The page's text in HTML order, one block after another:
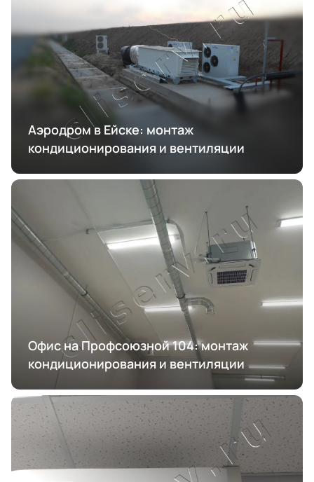
Аэродром в Ейске: монтаж
кондиционирования и вентиляции
Офис на Профсоюзной 104: монтаж
кондиционирования и вентиляции